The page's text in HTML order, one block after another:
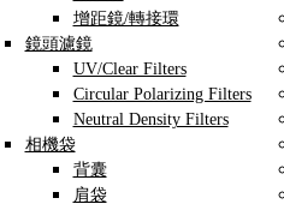
增距鏡/轉接環
鏡頭濾鏡
UV/Clear Filters
Circular Polarizing Filters
Neutral Density Filters
相機袋
背囊
肩袋